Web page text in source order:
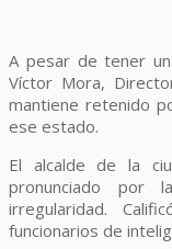
A pesar de tener
Víctor Mora,
mantiene retenido
ese estado.
El alcalde de la
pronunciado por
irregularidad.
funcionarios de